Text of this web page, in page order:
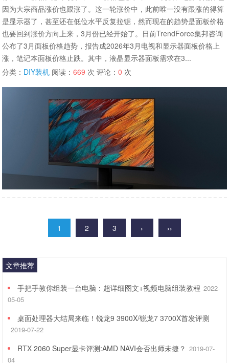
因为大宗商品涨价也跟涨了。这一轮涨价中，此前唯一没有跟涨的得算
是显示器了，甚至还在低位水平反复拉锯，然而现在的趋势是面板价格
也要回到涨价方向上来，3月份已经开始了。日前TrendForce集邦咨询
公布了3月面板价格趋势，报告成2026年3月电视和显示器面板价格上
涨，笔记本面板价格止跌。其中，液晶显示器面板需求在3...
分类： DIY装机 阅读：669 次 评论：0 次
1 2 3 › ››
文章推荐
手把手教你组装一台电脑：超详细图文+视频电脑组装教程 2022-
05-05
桌面处理器大结局来临！锐龙9 3900X/锐龙7 3700X首发评测
2019-07-22
RTX 2060 Super显卡评测:AMD NAVI会否出师未捷？ 2019-07-
04